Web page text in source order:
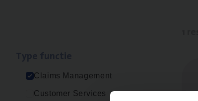
Claims Management
Customer Services